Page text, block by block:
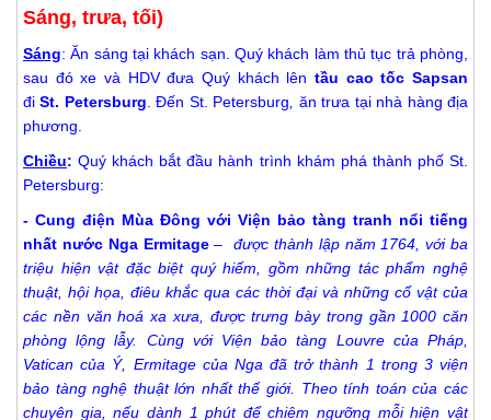
Sáng, trưa, tối)
Sáng: Ăn sáng tại khách sạn. Quý khách làm thủ tục trả phòng,
sau đó xe và HDV đưa Quý khách lên tầu cao tốc Sapsan
điSt. Petersburg . Đến St. Petersburg
ăn trưa tại nhà hàng địa
phương.
Chiều:Quý khách bắt đầu hành trình khám phá thành phố St.
Petersburg:
- Cung điện Mùa Đông với Viện bảo tàng tranh nổi tiếng
nhất nước Nga Ermitage– được thành lập năm 1764, với ba
triệu hiện vật đặc biệt quý hiếm, gồm những tác phẩm nghệ
thuật, hội họa, điêu khắc qua các thời đại và những cổ vật của
các nền văn hoá xa xưa, được trưng bày trong gần 1000 căn
phòng lộng lẫy. Cùng với Viện bảo tàng Louvre của Pháp,
Vatican của Ý, Ermitage của Nga đã trở thành 1 trong 3 viện
bảo tàng nghệ thuật lớn nhất thế giới. Theo tính toán của các
chuyên gia, nếu dành 1 phút để chiêm ngưỡng mỗi hiện vật